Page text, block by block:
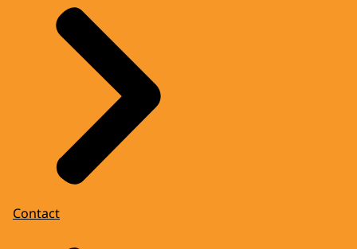
Contact